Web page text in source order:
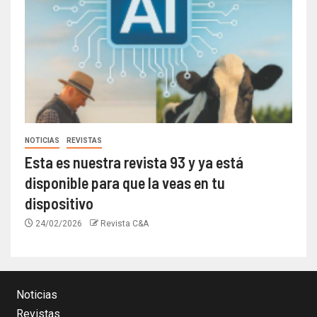
NOTICIAS REVISTAS
Esta es nuestra revista 93 y ya está
disponible para que la veas en tu
dispositivo
24/02/2026 Revista C&A
Noticias
Revistas